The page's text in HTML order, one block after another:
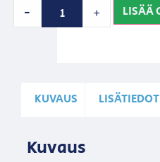
- + LISÄÄ
KUVAUS LISÄTIEDOT
Kuvaus